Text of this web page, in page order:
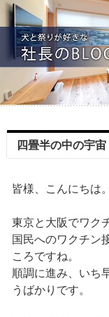
四畳半の中の宇宙
皆様、こんにちは
東京と大阪でワク
国民へのワクチン
ころですね。
順調に進み、いち
うばかりです。